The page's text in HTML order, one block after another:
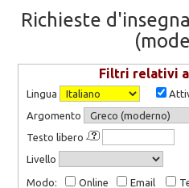
Richieste
Filtri relativi
Lingua
Argomento
Testo libero
Livello
Modo: Online Email